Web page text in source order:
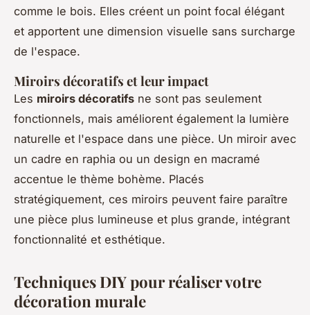
comme le bois. Elles créent un point focal élégant
et apportent une dimension visuelle sans surcharge
de l'espace.
Miroirs décoratifs et leur impact
Les miroirs décoratifs ne sont pas seulement
fonctionnels, mais améliorent également la lumière
naturelle et l'espace dans une pièce. Un miroir avec
un cadre en raphia ou un design en macramé
accentue le thème bohème. Placés
stratégiquement, ces miroirs peuvent faire paraître
une pièce plus lumineuse et plus grande, intégrant
fonctionnalité et esthétique.
Techniques DIY pour réaliser votre
décoration murale